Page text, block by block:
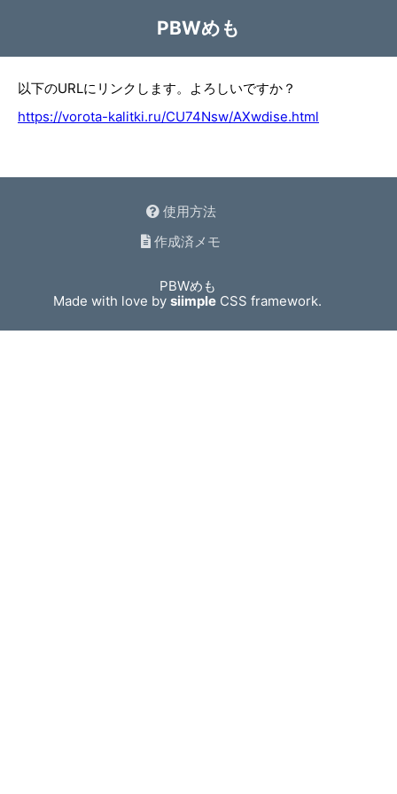
PBWめも
以下のURLにリンクします。よろしいですか？
https://vorota-kalitki.ru/CU74Nsw/AXwdise.html
使用方法
作成済メモ
PBWめも
Made with love bysiimple CSS framework.